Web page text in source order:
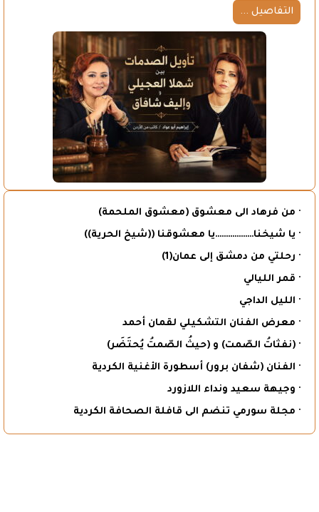
التفاصيل ...
· من فرهاد الى معشوق (معشوق الملحمة)
· يا شيخنا………………يا معشوقنا ((شيخ الحرية))
· رحلتي من دمشق إلى عمان(1)
· قمر الليالي
· الليل الداجي
· معرض الفنان التشكيلي لقمان أحمد
· (نفثاتُ الصّمت) و (حيثُ الصّمتُ يُحتَضَر)
· الفنان (شفان برور) أسطورة الأغنية الكردية
· وجيهة سعيد ونداء اللازورد
· مجلة سورمي تنضم الى قافلة الصحافة الكردية